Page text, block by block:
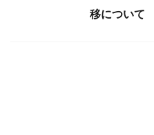
移について